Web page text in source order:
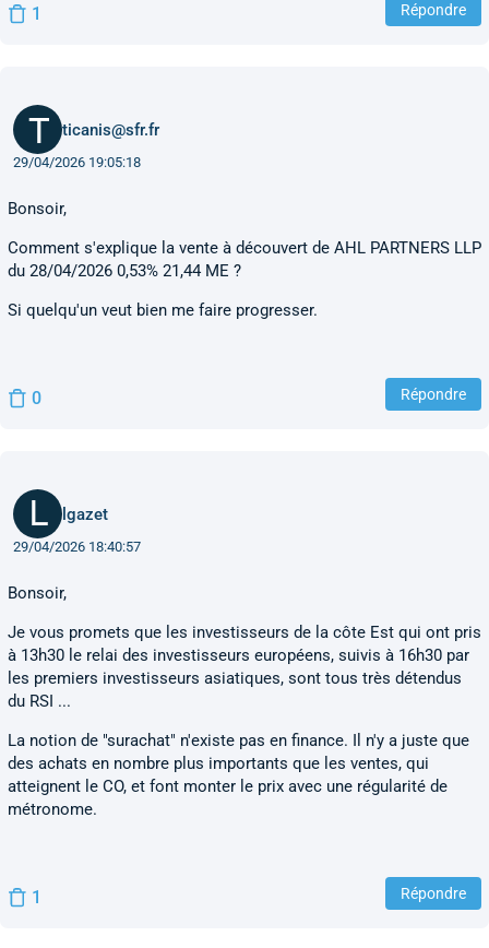
1 Répondre
ticanis@sfr.fr
29/04/2026 19:05:18
Bonsoir,
Comment s'explique la vente à découvert de AHL PARTNERS LLP
du 28/04/2026 0,53% 21,44 ME ?
Si quelqu'un veut bien me faire progresser.
0 Répondre
lgazet
29/04/2026 18:40:57
Bonsoir,
Je vous promets que les investisseurs de la côte Est qui ont pris
à 13h30 le relai des investisseurs européens, suivis à 16h30 par
les premiers investisseurs asiatiques, sont tous très détendus
du RSI ...
La notion de "surachat" n'existe pas en finance. Il n'y a juste que
des achats en nombre plus importants que les ventes, qui
atteignent le CO, et font monter le prix avec une régularité de
métronome.
1 Répondre